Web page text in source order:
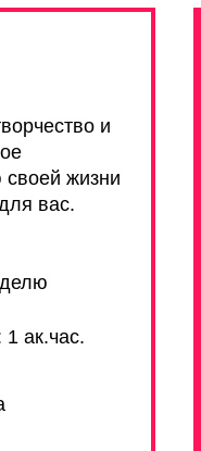
и
своей жизни
вас.
ак.час.